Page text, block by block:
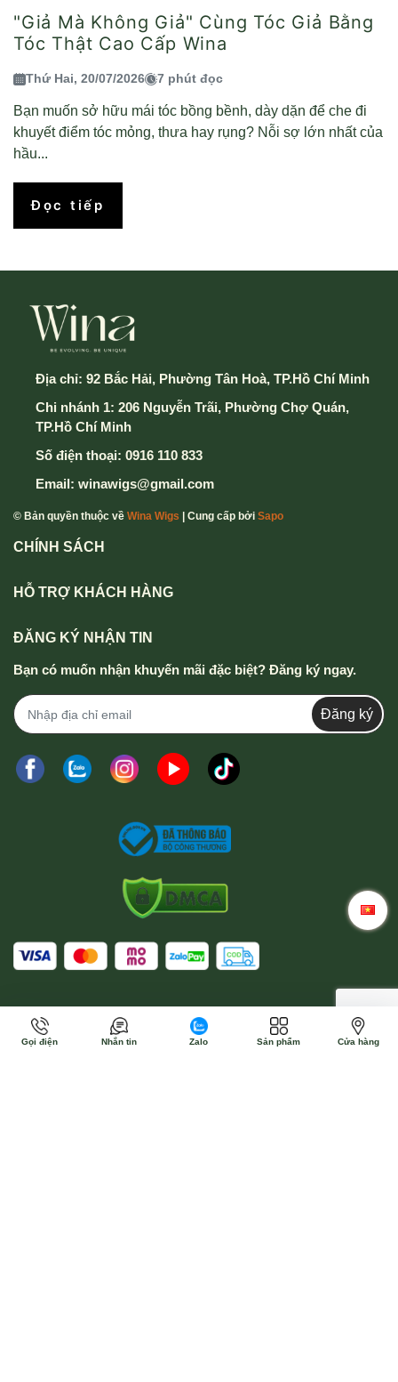
"Giả Mà Không Giả" Cùng Tóc Giả Bằng
Tóc Thật Cao Cấp Wina
Thứ Hai, 20/07/2026 7 phút đọc
Bạn muốn sở hữu mái tóc bồng bềnh, dày dặn để che đi
khuyết điểm tóc mỏng, thưa hay rụng? Nỗi sợ lớn nhất của
hầu...
Đọc tiếp
Địa chỉ: 92 Bắc Hải, Phường Tân Hoà, TP.Hồ Chí Minh
Chi nhánh 1: 206 Nguyễn Trãi, Phường Chợ Quán,
TP.Hồ Chí Minh
Số điện thoại: 0916 110 833
Email: winawigs@gmail.com
© Bản quyền thuộc về Wina Wigs | Cung cấp bởi Sapo
CHÍNH SÁCH
HỖ TRỢ KHÁCH HÀNG
ĐĂNG KÝ NHẬN TIN
Bạn có muốn nhận khuyến mãi đặc biệt? Đăng ký ngay.
Đăng ký
Gọi điện Nhắn tin Zalo Sản phẩm Cửa hàng